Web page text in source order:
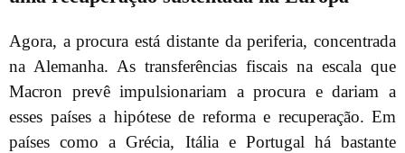
Agora, a procura está distante da periferia, concentrada
na Alemanha. As transferências fiscais na escala que
Macron prevê impulsionariam a procura e dariam a
esses países a hipótese de reforma e recuperação. Em
países como a Grécia, Itália e Portugal há bastante